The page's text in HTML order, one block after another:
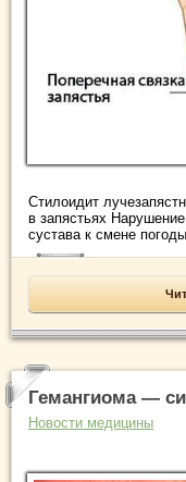
Стилоидит
в запястьях
сустава к смене
Гемангиома —
Новости медицины